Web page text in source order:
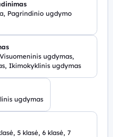
Pagrindinio ugdymo
ugdymas,
Ikimokyklinis ugdymas
ugdymas
5 klasė, 6 klasė, 7